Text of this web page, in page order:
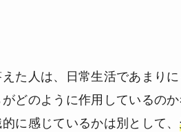
た人は、日常生活であまり
どのように作用しているの
に感じているかは別として、